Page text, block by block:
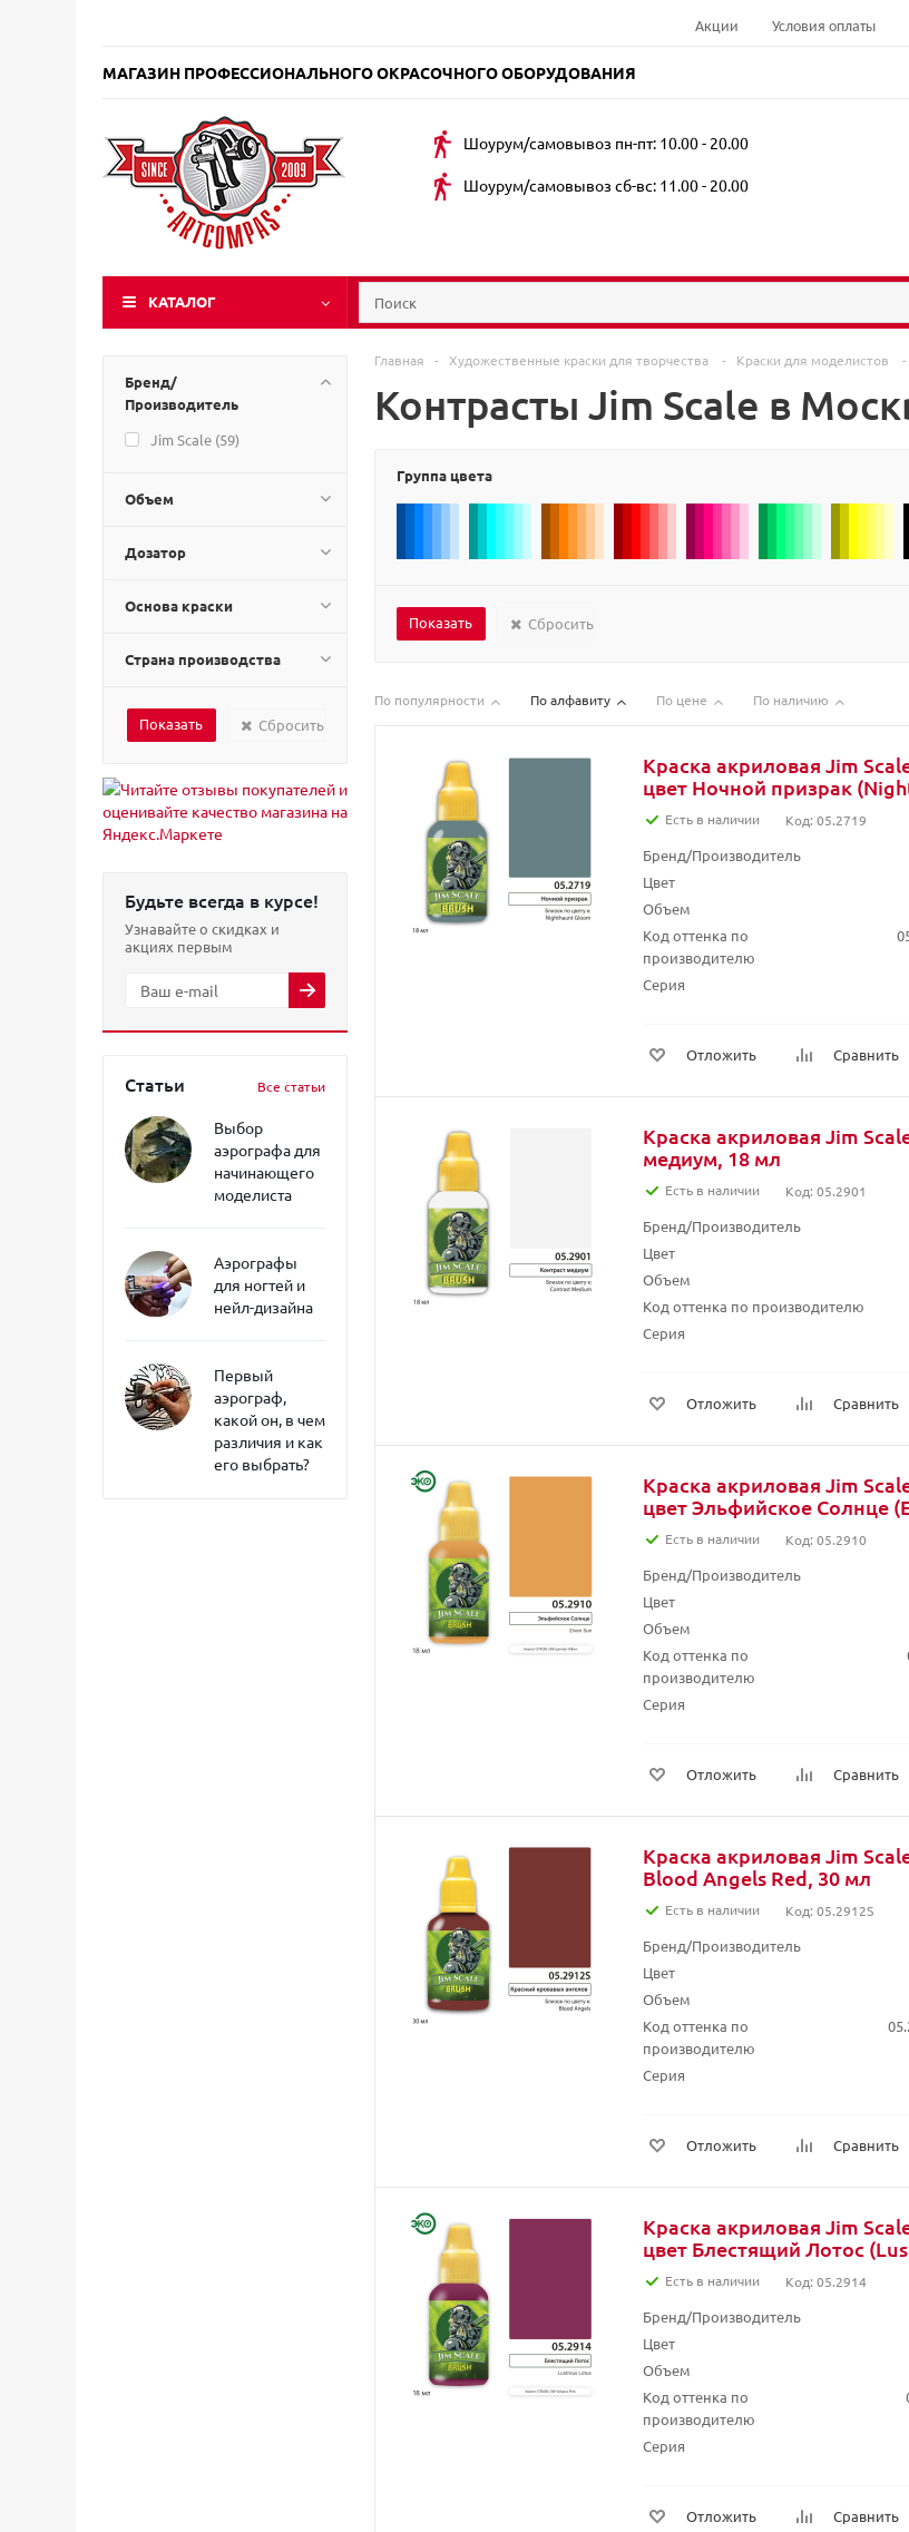
Акции Условия оплаты
МАГАЗИН ПРОФЕССИОНАЛЬНОГО ОКРАСОЧНОГО ОБОРУДОВАНИЯ
Шоурум/самовывоз пн-пт: 10.00 - 20.00
Шоурум/самовывоз сб-вс: 11.00 - 20.00
КАТАЛОГ
Бренд/
Производитель
Jim Scale (59)
Объем
Дозатор
Основа краски
Страна производства
Сбросить
Будьте всегда в курсе!
Узнавайте о скидках и
акциях первым
Статьи Все статьи
Выбор
аэрографа для
начинающего
моделиста
Аэрографы
для ногтей и
нейл-дизайна
Первый
аэрограф,
какой он, в чем
различия и как
его выбрать?
Главная - Художественные краски для творчества - Краски для моделистов -
Контрасты Jim Scale в
Группа цвета
Сбросить
По популярности По алфавиту По цене По наличию
Краска акриловая Jim
цвет Ночной призрак
Есть в наличии Код: 05.2719
Бренд/Производитель
Цвет
Объем
Код оттенка по
производителю
Серия
Отложить Сравнить
Краска акриловая Jim
медиум, 18 мл
Есть в наличии Код: 05.2901
Бренд/Производитель
Цвет
Объем
Код оттенка по производителю
Серия
Отложить Сравнить
Краска акриловая Jim
цвет Эльфийское Солнце
Есть в наличии Код: 05.2910
Бренд/Производитель
Цвет
Объем
Код оттенка по
производителю
Серия
Отложить Сравнить
Краска акриловая Jim
Blood Angels Red, 30 мл
Есть в наличии Код: 05.2912S
Бренд/Производитель
Цвет
Объем
Код оттенка по
производителю
Серия
Отложить Сравнить
Краска акриловая Jim
цвет Блестящий Лотос
Есть в наличии Код: 05.2914
Бренд/Производитель
Цвет
Объем
Код оттенка по
производителю
Серия
Отложить Сравнить